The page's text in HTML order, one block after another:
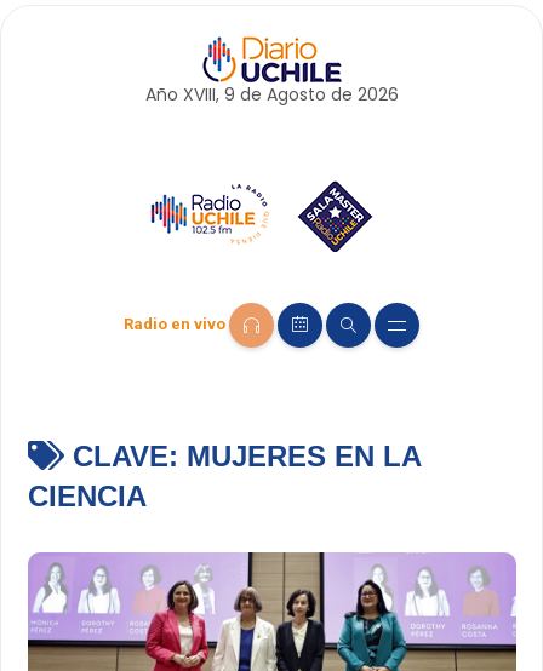
Año XVIII, 9 de Agosto de 2026
Radio en vivo
CLAVE: MUJERES EN LA
CIENCIA